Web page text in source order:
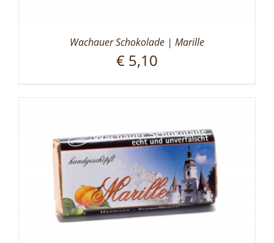
Wachauer Schokolade | Marille
€ 5,10